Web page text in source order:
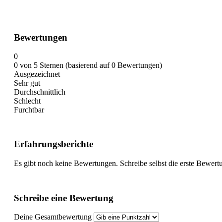
Bewertungen
0
0 von 5 Sternen (basierend auf 0 Bewertungen)
Ausgezeichnet
Sehr gut
Durchschnittlich
Schlecht
Furchtbar
Erfahrungsberichte
Es gibt noch keine Bewertungen. Schreibe selbst die erste
Schreibe eine Bewertung
Deine Gesamtbewertung